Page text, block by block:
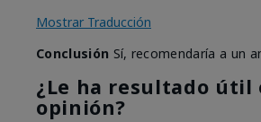
Mostrar Traducción
Conclusión Sí, recomendaría a un
¿Le ha resultado útil
opinión?